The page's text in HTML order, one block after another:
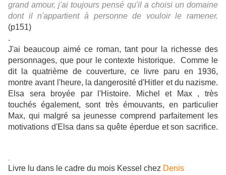
grand amour, j'ai toujours pensé qu'il a choisi un domaine
dont il n'appartient à personne de vouloir le ramener.
(p151)
.
J'ai beaucoup aimé ce roman, tant pour la richesse des
personnages, que pour le contexte historique. Comme le
dit la quatrième de couverture, ce livre paru en 1936,
montre avant l'heure, la dangerosité d'Hitler et du nazisme.
Elsa sera broyée par l'Histoire. Michel et Max , très
touchés également, sont très émouvants, en particulier
Max, qui malgré sa jeunesse comprend parfaitement les
motivations d'Elsa dans sa quête éperdue et son sacrifice.
Livre lu dans le cadre du mois Kessel chez Denis